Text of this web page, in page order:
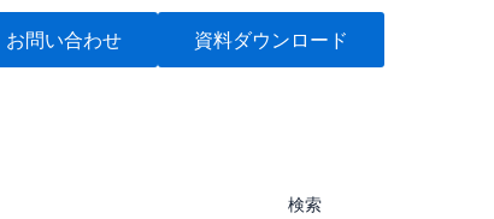
お問い合わせ 資料ダウンロード
検索